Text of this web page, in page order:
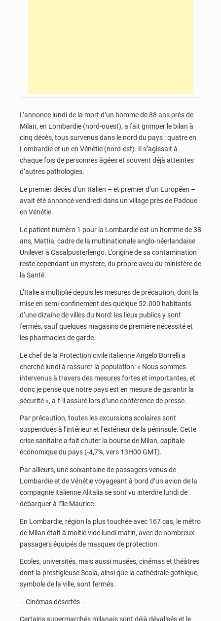
L’annonce lundi de la mort d’un homme de 88 ans près de
Milan, en Lombardie (nord-ouest), a fait grimper le bilan à
cinq décès, tous survenus dans le nord du pays : quatre en
Lombardie et un en Vénétie (nord-est). Il s’agissait à
chaque fois de personnes âgées et souvent déjà atteintes
d’autres pathologies.
Le premier décès d’un Italien – et premier d’un Européen –
avait été annoncé vendredi dans un village près de Padoue
en Vénétie.
Le patient numéro 1 pour la Lombardie est un homme de 38
ans, Mattia, cadre de la multinationale anglo-néerlandaise
Unilever à Casalpusterlengo. L’origine de sa contamination
reste cependant un mystère, du propre aveu du ministère de
la Santé.
L’Italie a multiplié depuis les mesures de précaution, dont la
mise en semi-confinement des quelque 52.000 habitants
d’une dizaine de villes du Nord: les lieux publics y sont
fermés, sauf quelques magasins de première nécessité et
les pharmacies de garde.
Le chef de la Protection civile italienne Angelo Borrelli a
cherché lundi à rassurer la population: « Nous sommes
intervenus à travers des mesures fortes et importantes, et
donc je pense que notre pays est en mesure de garantir la
sécurité », a-t-il assuré lors d’une conférence de presse.
Par précaution, toutes les excursions scolaires sont
suspendues à l’intérieur et l’extérieur de la péninsule. Cette
crise sanitaire a fait chuter la bourse de Milan, capitale
économique du pays (-4,7%, vers 13H00 GMT).
Par ailleurs, une soixantaine de passagers venus de
Lombardie et de Vénétie voyageant à bord d’un avion de la
compagnie italienne Alitalia se sont vu interdire lundi de
débarquer à l’île Maurice.
En Lombardie, région la plus touchée avec 167 cas, le métro
de Milan était à moitié vide lundi matin, avec de nombreux
passagers équipés de masques de protection.
Ecoles, universités, mais aussi musées, cinémas et théâtres
dont la prestigieuse Scala, ainsi que la cathédrale gothique,
symbole de la ville, sont fermés.
– Cinémas désertés –
Certains supermarchés milanais sont déjà dévalisés et le